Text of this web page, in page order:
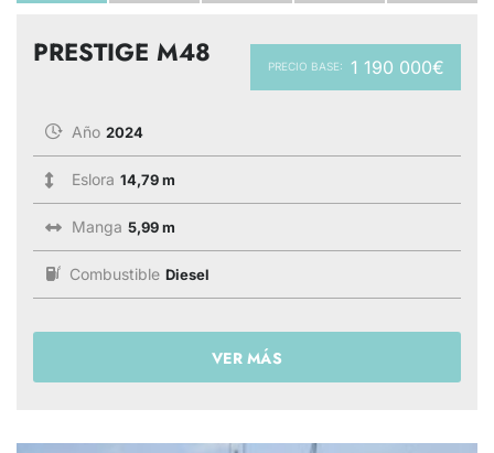
PRECIO BASE: 1 190 000€
PRESTIGE M48
Año 2024
Eslora 14,79 m
Manga 5,99 m
Combustible Diesel
VER MÁS